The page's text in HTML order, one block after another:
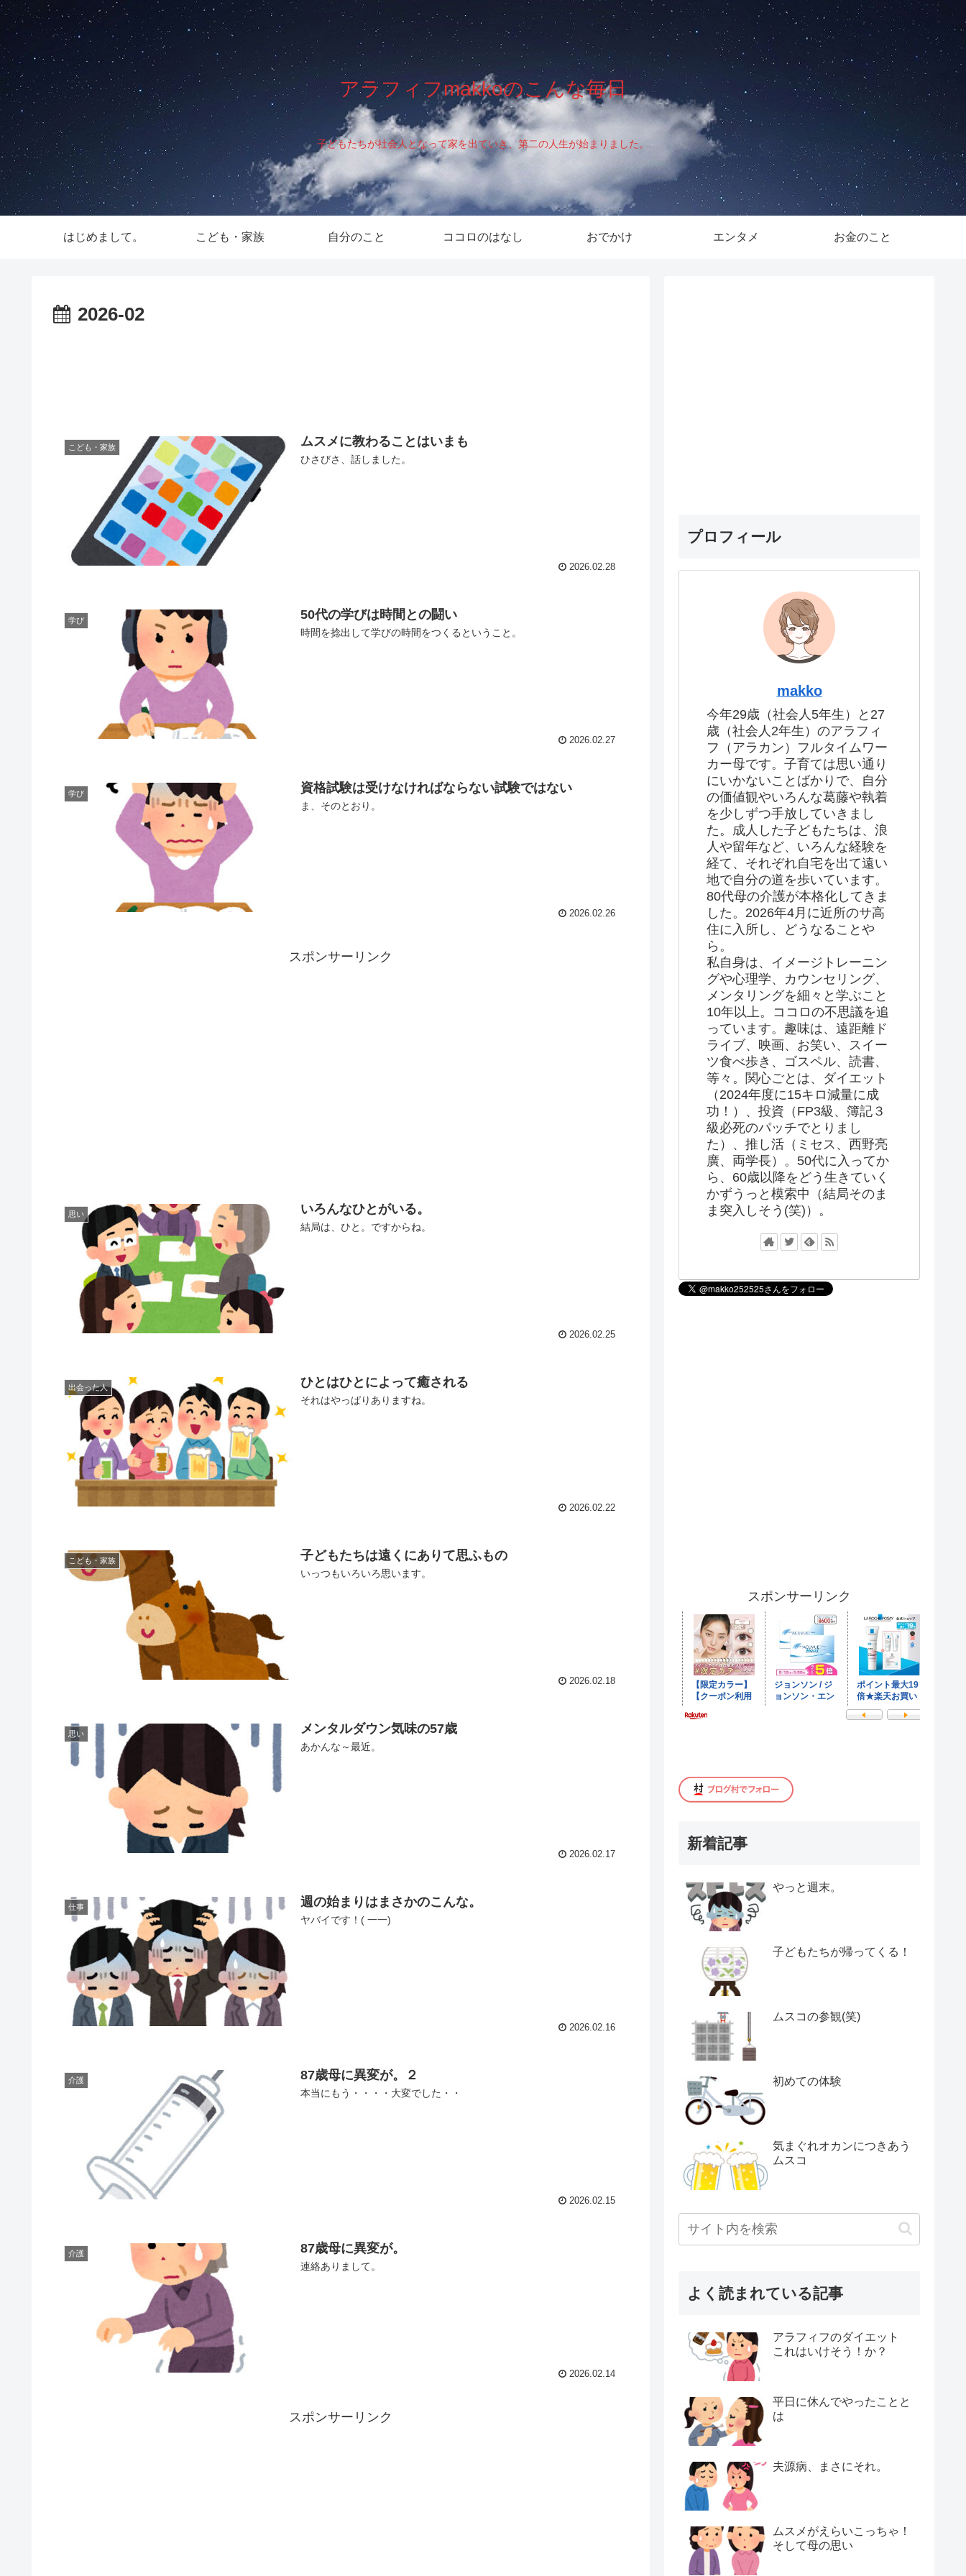
アラフィフmakkoのこんな毎日
子どもたちが社会人となって家を出ていき、第二の人生が始まりました。
はじめまして。 こども・家族 自分のこと ココロのはなし おでかけ エンタメ お金のこと
2026-02
こども・家族 ムスメに教わることはいまも
ひさびさ、話しました。
2026.02.28
学び 50代の学びは時間との闘い
時間を捻出して学びの時間をつくるということ。
2026.02.27
学び 資格試験は受けなければならない試験ではない
ま、そのとおり。
2026.02.26
スポンサーリンク
思い いろんなひとがいる。
結局は、ひと。ですからね。
2026.02.25
出会った人 ひとはひとによって癒される
それはやっぱりありますね。
2026.02.22
こども・家族 子どもたちは遠くにありて思ふもの
いっつもいろいろ思います。
2026.02.18
思い メンタルダウン気味の57歳
あかんな～最近。
2026.02.17
仕事 週の始まりはまさかのこんな。
ヤバイです！( 一一)
2026.02.16
介護 87歳母に異変が。２
本当にもう・・・・大変でした・・
2026.02.15
介護 87歳母に異変が。
連絡ありまして。
2026.02.14
スポンサーリンク
プロフィール
makko
今年29歳（社会人5年生）と27
歳（社会人2年生）のアラフィ
フ（アラカン）フルタイムワー
カー母です。子育ては思い通り
にいかないことばかりで、自分
の価値観やいろんな葛藤や執着
を少しずつ手放していきまし
た。成人した子どもたちは、浪
人や留年など、いろんな経験を
経て、それぞれ自宅を出て遠い
地で自分の道を歩いています。
80代母の介護が本格化してきま
した。2026年4月に近所のサ高
住に入所し、どうなることや
ら。
私自身は、イメージトレーニン
グや心理学、カウンセリング、
メンタリングを細々と学ぶこと
10年以上。ココロの不思議を追
っています。趣味は、遠距離ド
ライブ、映画、お笑い、スイー
ツ食べ歩き、ゴスペル、読書、
等々。関心ごとは、ダイエット
（2024年度に15キロ減量に成
功！）、投資（FP3級、簿記３
級必死のパッチでとりまし
た）、推し活（ミセス、西野亮
廣、両学長）。50代に入ってか
ら、60歳以降をどう生きていく
かずうっと模索中（結局そのま
ま突入しそう(笑)）。
スポンサーリンク
新着記事
やっと週末。
子どもたちが帰ってくる！
ムスコの参観(笑)
初めての体験
気まぐれオカンにつきあう
ムスコ
よく読まれている記事
アラフィフのダイエット
これはいけそう！か？
平日に休んでやったことと
は
夫源病、まさにそれ。
ムスメがえらいこっちゃ！
そして母の思い